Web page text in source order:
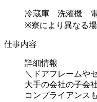
冷蔵庫 洗濯機
※寮により異なる場
仕事内容
詳細情報
＼ドアフレームや
大手の会社の子会
コンプライアンス